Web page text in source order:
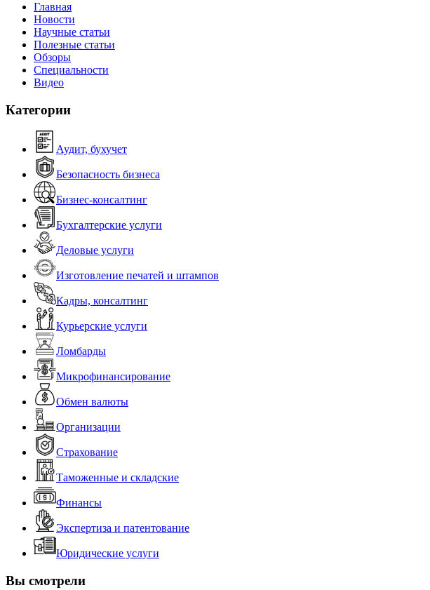
Главная
Новости
Научные статьи
Полезные статьи
Обзоры
Специальности
Видео
Категории
Аудит, бухучет
Безопасность бизнеса
Бизнес-консалтинг
Бухгалтерские услуги
Деловые услуги
Изготовление печатей и штампов
Кадры, консалтинг
Курьерские услуги
Ломбарды
Микрофинансирование
Обмен валюты
Организации
Страхование
Таможенные и складские
Финансы
Экспертиза и патентование
Юридические услуги
Вы смотрели